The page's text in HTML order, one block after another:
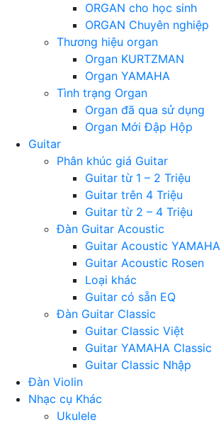
ORGAN cho học sinh
ORGAN Chuyên nghiệp
Thương hiệu organ
Organ KURTZMAN
Organ YAMAHA
Tình trạng Organ
Organ đã qua sử dụng
Organ Mới Đập Hộp
Guitar
Phân khúc giá Guitar
Guitar từ 1 – 2 Triệu
Guitar trên 4 Triệu
Guitar từ 2 – 4 Triệu
Đàn Guitar Acoustic
Guitar Acoustic YAMAHA
Guitar Acoustic Rosen
Loại khác
Guitar có sẵn EQ
Đàn Guitar Classic
Guitar Classic Việt
Guitar YAMAHA Classic
Guitar Classic Nhập
Đàn Violin
Nhạc cụ Khác
Ukulele